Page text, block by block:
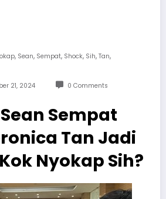
, Sean, Sempat, Shock, Sih, Tan,
21, 2024 0 Comments
Sempat
Tan Jadi
Nyokap Sih?